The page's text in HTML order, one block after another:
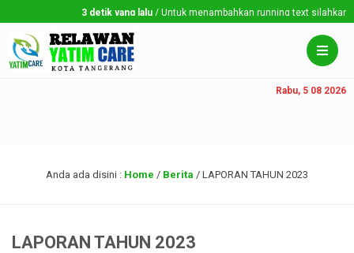
3 detik yang lalu/ Untuk menambahkan running text silahkan ke
Rabu, 5 08 2026
Anda ada disini : Home / Berita / LAPORAN TAHUN 2023
LAPORAN TAHUN 2023